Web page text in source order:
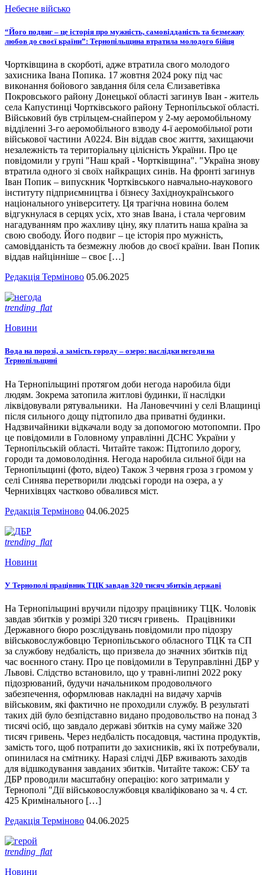
Небесне військо
“Його подвиг – це історія про мужність, самовідданість та безмежну
любов до своєї країни”: Тернопільщина втратила молодого бійця
Чортківщина в скорботі, адже втратила свого молодого
захисника Івана Попика. 17 жовтня 2024 року під час
виконання бойового завдання біля села Єлизаветівка
Покровського району Донецької області загинув Іван - житель
села Капустинці Чортківського району Тернопільської області.
Військовий був стрільцем-снайпером у 2-му аеромобільному
відділенні 3-го аеромобільного взводу 4-ї аеромобільної роти
військової частини А0224. Він віддав своє життя, захищаючи
незалежність та територіальну цілісність України. Про це
повідомили у групі "Наш край - Чортківщина". "Україна знову
втратила одного зі своїх найкращих синів. На фронті загинув
Іван Попик – випускник Чортківського навчально-наукового
інституту підприємництва і бізнесу Західноукраїнського
національного університету. Ця трагічна новина болем
відгукнулася в серцях усіх, хто знав Івана, і стала черговим
нагадуванням про жахливу ціну, яку платить наша країна за
свою свободу. Його подвиг – це історія про мужність,
самовідданість та безмежну любов до своєї країни. Іван Попик
віддав найцінніше – своє […]
Редакція Терміново 05.06.2025
trending_flat
Новини
Вода на порозі, а замість городу – озеро: наслідки негоди на
Тернопільщині
На Тернопільщині протягом доби негода наробила біди
людям. Зокрема затопила житлові будинки, її наслідки
ліквідовували рятувальники. На Лановеччині у селі Влащинці
після сильного дощу підтопило два приватні будинки.
Надзвичайники відкачали воду за допомогою мотопомпи. Про
це повідомили в Головному управлінні ДСНС України у
Тернопільській області. Читайте також: Підтопило дорогу,
городи та домоволодіння. Негода наробила сильної біди на
Тернопільщині (фото, відео) Також 3 червня гроза з громом у
селі Синява перетворили людські городи на озера, а у
Чернихівцях частково обвалився міст.
Редакція Терміново 04.06.2025
trending_flat
Новини
У Тернополі працівник ТЦК завдав 320 тисяч збитків державі
На Тернопільщині вручили підозру працівнику ТЦК. Чоловік
завдав збитків у розмірі 320 тисяч гривень. Працівники
Державного бюро розслідувань повідомили про підозру
військовослужбовцю Тернопільського обласного ТЦК та СП
за службову недбалість, що призвела до значних збитків під
час воєнного стану. Про це повідомили в Теруправлінні ДБР у
Львові. Слідство встановило, що у травні-липні 2022 року
підозрюваний, будучи начальником продовольчого
забезпечення, оформлював накладні на видачу харчів
військовим, які фактично не проходили службу. В результаті
таких дій було безпідставно видано продовольство на понад 3
тисячі осіб, що завдало державі збитків на суму майже 320
тисяч гривень. Через недбалість посадовця, частина продуктів,
замість того, щоб потрапити до захисників, які їх потребували,
опинилася на смітнику. Наразі слідчі ДБР вживають заходів
для відшкодування завданих збитків. Читайте також: СБУ та
ДБР проводили масштабну операцію: кого затримали у
Тернополі "Дії військовослужбовця кваліфіковано за ч. 4 ст.
425 Кримінального […]
Редакція Терміново 04.06.2025
trending_flat
Новини